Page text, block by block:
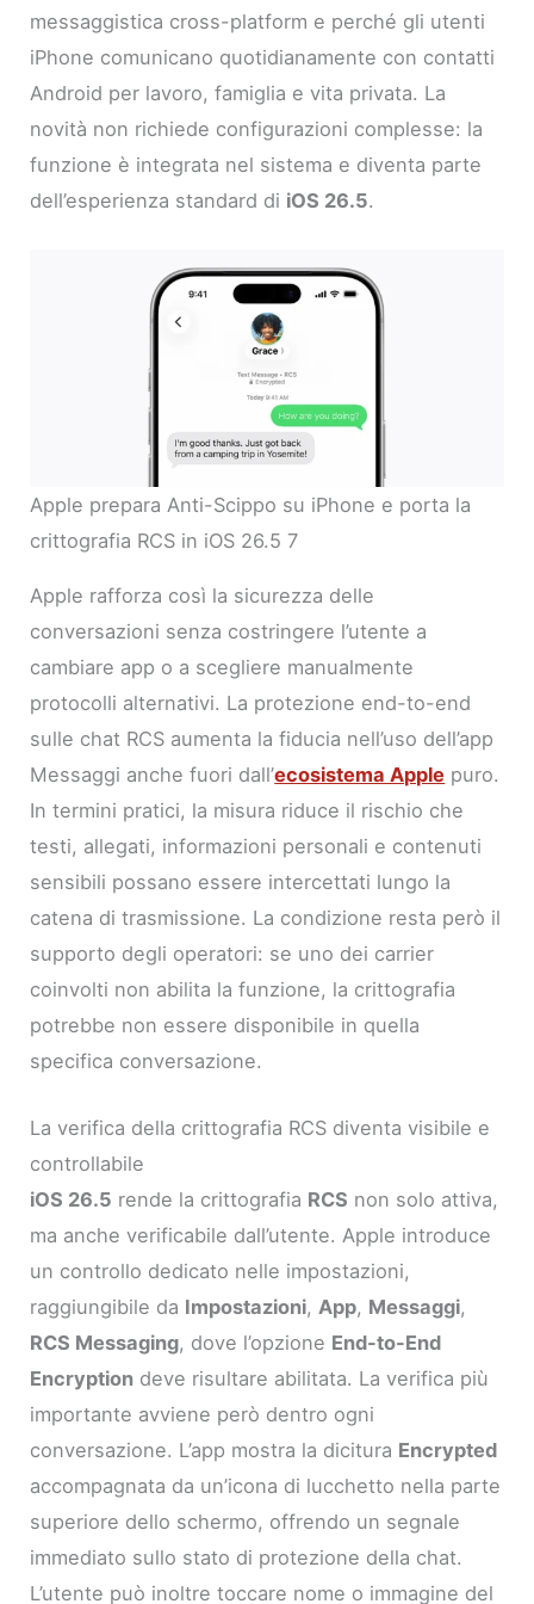
messaggistica cross-platform e perché gli utenti
iPhone comunicano quotidianamente con contatti
Android per lavoro, famiglia e vita privata. La
novità non richiede configurazioni complesse: la
funzione è integrata nel sistema e diventa parte
dell’esperienza standard di iOS 26.5.
Apple prepara Anti-Scippo su iPhone e porta la
crittografia RCS in iOS 26.5 7
Apple rafforza così la sicurezza delle
conversazioni senza costringere l’utente a
cambiare app o a scegliere manualmente
protocolli alternativi. La protezione end-to-end
sulle chat RCS aumenta la fiducia nell’uso dell’app
Messaggi anche fuori dall’ecosistema Apple puro.
In termini pratici, la misura riduce il rischio che
testi, allegati, informazioni personali e contenuti
sensibili possano essere intercettati lungo la
catena di trasmissione. La condizione resta però il
supporto degli operatori: se uno dei carrier
coinvolti non abilita la funzione, la crittografia
potrebbe non essere disponibile in quella
specifica conversazione.
La verifica della crittografia RCS diventa visibile e
controllabile
iOS 26.5 rende la crittografia RCS non solo attiva,
ma anche verificabile dall’utente. Apple introduce
un controllo dedicato nelle impostazioni,
raggiungibile da Impostazioni,App, Messaggi,
RCS Messaging, dove l’opzione End-to-End
Encryption deve risultare abilitata. La verifica più
importante avviene però dentro ogni
conversazione. L’app mostra la dicitura Encrypted
accompagnata da un’icona di lucchetto nella parte
superiore dello schermo, offrendo un segnale
immediato sullo stato di protezione della chat.
L’utente può inoltre toccare nome o immagine del